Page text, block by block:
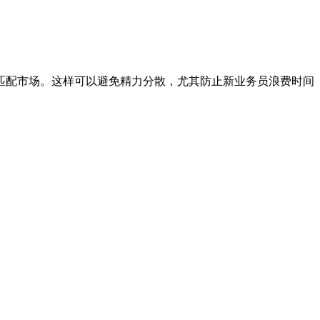
市场。这样可以避免精力分散，尤其防止新业务员浪费时间